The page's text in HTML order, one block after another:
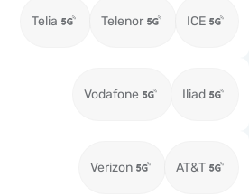
Telia Telenor ICE
Vodafone Iliad
Verizon AT&T